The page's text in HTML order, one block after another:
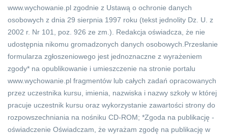
www.wychowanie.pl zgodnie z Ustawą o ochronie danych
osobowych z dnia 29 sierpnia 1997 roku (tekst jednolity Dz. U. z
2002 r. Nr 101, poz. 926 ze zm.). Redakcja oświadcza, że nie
udostępnia nikomu gromadzonych danych osobowych.Przesłanie
formularza zgłoszeniowego jest jednoznaczne z wyrażeniem
zgody* na opublikowanie i umieszczenie na stronie portalu
www.wychowanie.pl fragmentów lub całych zadań opracowanych
przez uczestnika kursu, imienia, nazwiska i nazwy szkoły w której
pracuje uczestnik kursu oraz wykorzystanie zawartości strony do
rozpowszechniania na nośniku CD-ROM; *Zgoda na publikację -
oświadczenie Oświadczam, że wyrażam zgodę na publikację w